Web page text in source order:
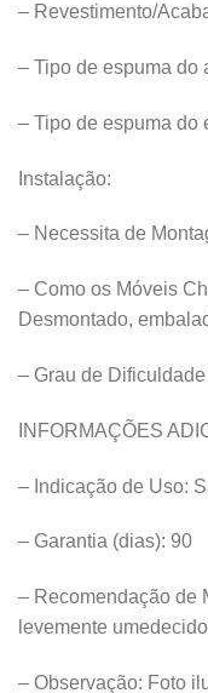
– Revestimento/
– Tipo de espuma do
– Tipo de espuma do
Instalação:
– Necessita de
– Como os Móveis
Desmontado,
– Grau de
INFORMAÇÕES
– Indicação de Uso:
– Garantia (dias): 90
– Recomendação de
levemente
– Observação: Foto